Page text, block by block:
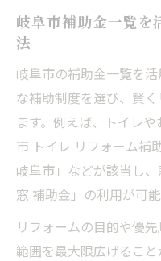
株式会社H＆K
制
見積もりから
補助金を活か
初めての方も
ト
補助金を活かした
岐阜県岐阜市
ング
補助金制度を
岐阜市補助金一覧を
法
岐阜市の補助金一覧を
な補助制度を選び、賢
ます。例えば、トイレ
市 トイレ リフォーム補
岐阜市」などが該当し
窓 補助金」の利用が可能
リフォームの目的や優
範囲を最大限広げるこ